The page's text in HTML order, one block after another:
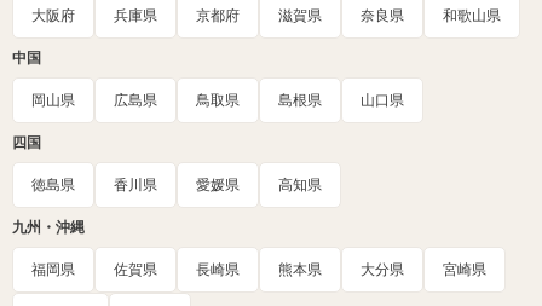
大阪府 兵庫県 京都府 滋賀県 奈良県 和歌山県
中国
岡山県 広島県 鳥取県 島根県 山口県
四国
徳島県 香川県 愛媛県 高知県
九州・沖縄
福岡県 佐賀県 長崎県 熊本県 大分県 宮崎県